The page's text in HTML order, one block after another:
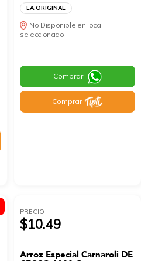
LA ORIGINAL
No Disponible en local
seleccionado
Comprar
Comprar
PRECIO
$10.49
Arroz Especial Carnaroli DE